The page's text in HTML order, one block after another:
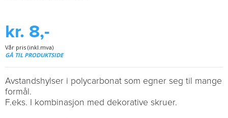
kr. 8,-
Vår pris (inkl.mva)
GÅ TIL PRODUKTSIDE
Avstandshylser i polycarbonat som egner seg til mange
formål.
F.eks. I kombinasjon med dekorative skruer.